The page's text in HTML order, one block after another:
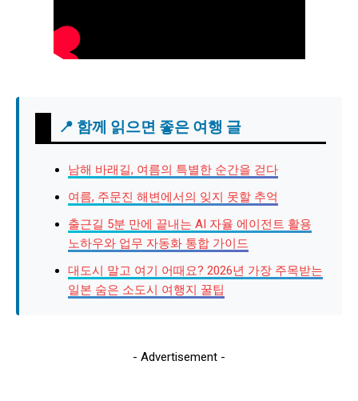
📍 함께 읽으면 좋은 여행 글
남해 바래길, 여름의 특별한 순간을 걷다
여름, 주문진 해변에서의 잊지 못할 추억
출근길 5분 만에 끝내는 AI 자율 에이전트 활용
노하우와 업무 자동화 통합 가이드
대도시 말고 여기 어때요? 2026년 가장 주목받는
일본 숨은 소도시 여행지 꿀팁
- Advertisement -